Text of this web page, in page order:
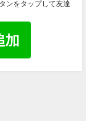
ンをタップして友達